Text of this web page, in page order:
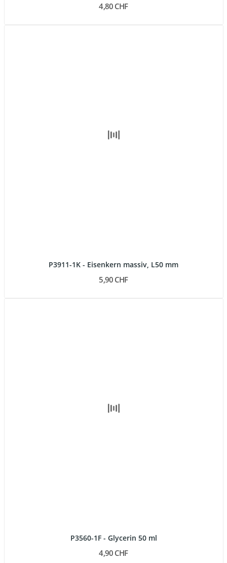
4,80 CHF
P3911-1K - Eisenkern massiv, L50 mm
5,90 CHF
P3560-1F - Glycerin 50 ml
4,90 CHF